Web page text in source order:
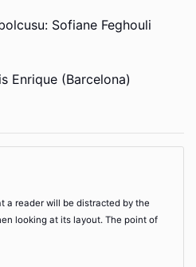
Sofiane Feghouli
Enrique (Barcelona)
a reader will be distracted by the
looking at its layout. The point of